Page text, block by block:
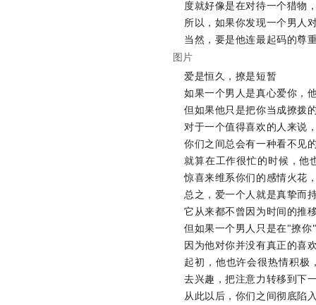
度就好像是在对待一个猎物
所以，如果你发现一个男人
当然，要是他连最起码的尊
图片
爱是恒久，撩是短暂
如果一个男人是真心爱你，
但如果他只是把你当成撩拨
对于一个值得喜欢的人来说
你们之间总会有一种看不见
就算在工作很忙的时候，他
惊喜来维系你们的感情火花
总之，爱一个人就是真挚而
它从来都不曾因为时间的推
但如果一个男人只是在"撩
因为他对你并没有真正的喜
起初，他也许会很热情积
去兴趣，把注意力转移到下
从此以后，你们之间彻底陷